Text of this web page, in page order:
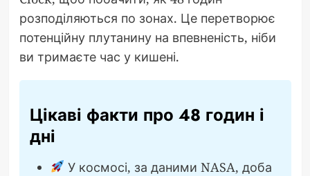
розподіляються по зонах. Це перетворює
потенційну плутанину на впевненість, ніби
ви тримаєте час у кишені.
Цікаві факти про 48 годин і
дні
У космосі, за даними NASA, доба